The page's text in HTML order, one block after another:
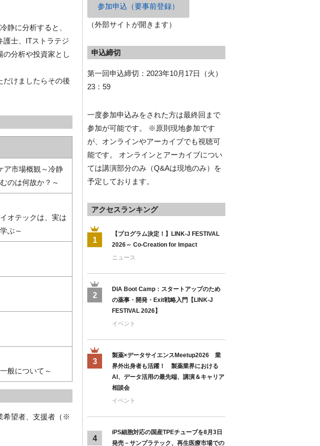
静に分析すると、
護士、ITストラテジ
の分析や投資家とし
だけましたらその後
ア市場概観～冷静
のは何故か？～
オテックは、実は
ぶ～
般について～
希望者、支援者（※
参加申込（要事前登録）
（外部サイトが開きます）
申込締切
第一回申込締切：2023年10月17日（火）
23：59
一度参加申込みをされた方は最終回まで
参加が可能です。 ※原則現地参加です
が、オンラインやアーカイブでも視聴可
能です。 オンラインとアーカイブについ
ては講演部分のみ（Q&Aは現地のみ）を
予定しております。
アクセスランキング
1
【プログラム決定！】LINK-J FESTIVAL
2026～ Co-Creation for Impact
ニュース
2
DIA Boot Camp：スタートアップのため
の薬事・開発・Exit戦略入門【LINK-J
FESTIVAL 2026】
イベント
3
製薬×データサイエンスMeetup2026 業
界外出身者も活躍！ 製薬業界における
AI、データ活用の最先端、講演＆キャリア
相談会
イベント
4
iPS細胞対応の国産TPEチューブを8月3日
発売－サンプラテック、再生医療市場での